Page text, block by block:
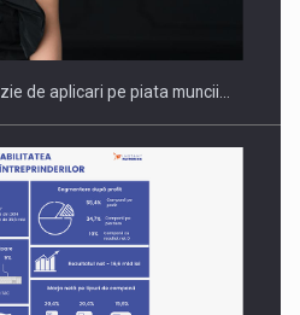
SCENE
de aplicari pe piata muncii…